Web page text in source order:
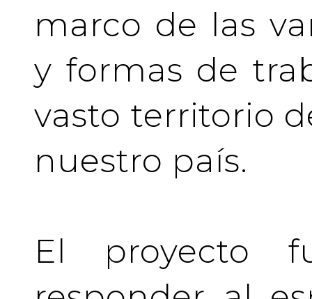
marco de las
y formas de
vasto territorio
nuestro país.
El proyecto